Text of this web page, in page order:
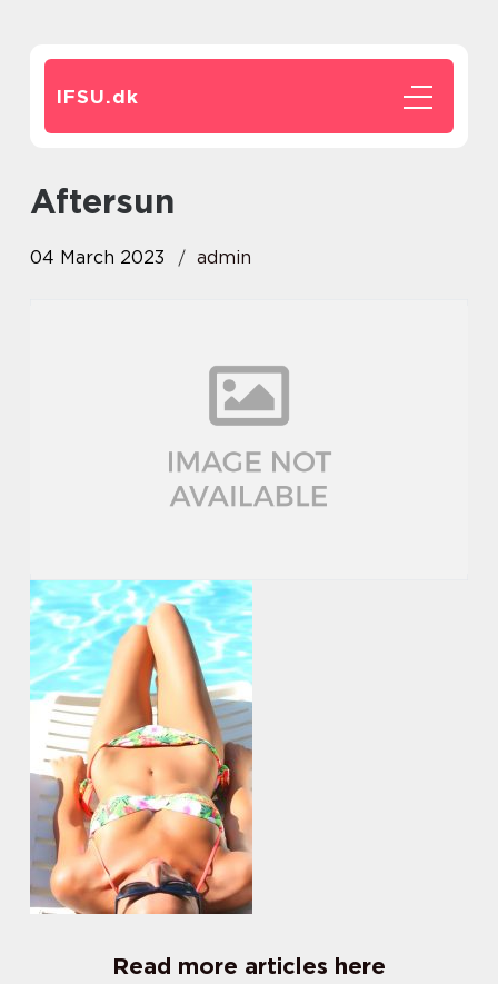
IFSU.dk
aftersun
04 March 2023 admin
Read more articles here